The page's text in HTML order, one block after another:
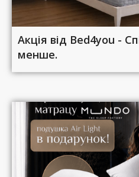
Акція від Bed4you -
менше.